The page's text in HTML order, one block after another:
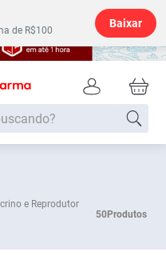
de R$100
Baixar
e Reprodutor
50Produtos